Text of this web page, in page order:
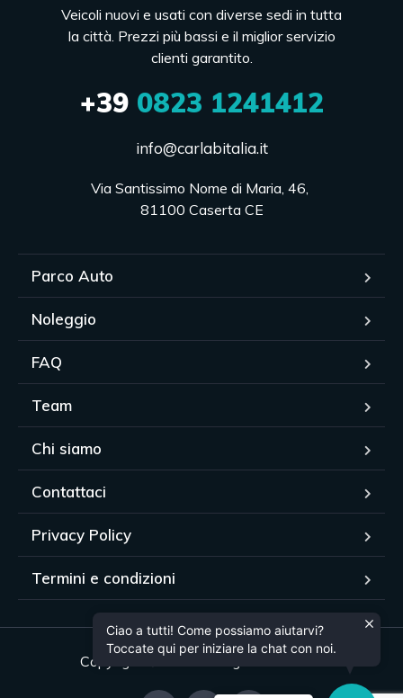
Veicoli nuovi e usati con diverse sedi in tutta
la città. Prezzi più bassi e il miglior servizio
clienti garantito.
+390823 1241412
info@carlabitalia.it
Via Santissimo Nome di Maria, 46,
81100 Caserta CE
Parco Auto
Noleggio
FAQ
Team
Chi siamo
Contattaci
Privacy Policy
Termini e condizioni
Copyright © 2024. All rights reserved.
Ciao a tutti! Come possiamo aiutarvi?
Toccate qui per iniziare la chat con noi.